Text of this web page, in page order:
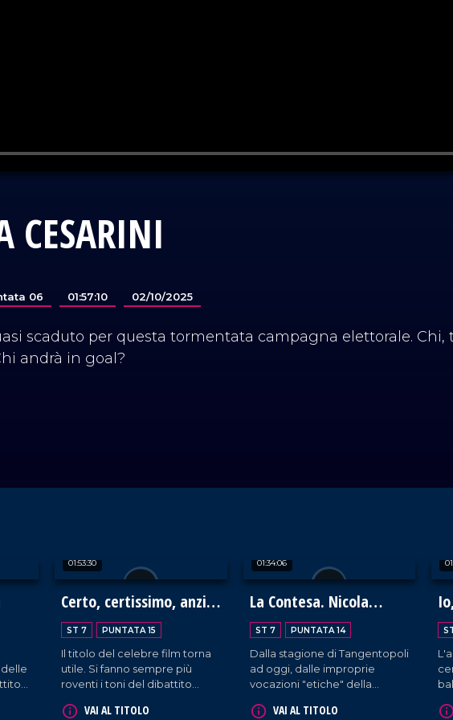
CESARINI
06 01:57:10 02/10/2025
scaduto per questa tormentata campagna elettorale. Chi,
andrà in goal?
01:53:30
Certo, certissimo, anzi,
probabile!
ST 7 PUNTATA 15
Il titolo del celebre film torna
utile. Si fanno sempre più
roventi i toni del dibattito
dell'ordinamento giudiziario.
VAI AL TITOLO
01:34:06
La Contesa. Nicola
Gratteri a tutto campo.
ST 7 PUNTATA 14
Dalla stagione di Tangentopoli
ad oggi, dalle improprie
vocazioni "etiche" della
storico alla rotta di collisione
VAI AL TITOLO